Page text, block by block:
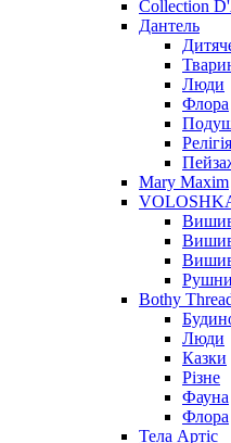
Collection
Дантель
Люди
Флора
Релігія
Mary Maxim
Bothy
Люди
Казки
Різне
Фауна
Флора
Тела Артіс